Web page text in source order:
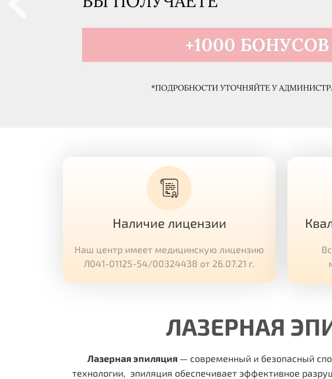
Наличие лицензии
Наш центр имеет медицинскую лицензию
Л041-01125-54/00324438 от 26.07.21 г.
ЛАЗЕРНАЯ
Лазерная эпиляция — современный и безопасный
технологии, эпиляция обеспечивает эффективное